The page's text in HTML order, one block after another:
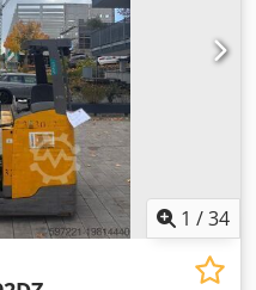
1 /34